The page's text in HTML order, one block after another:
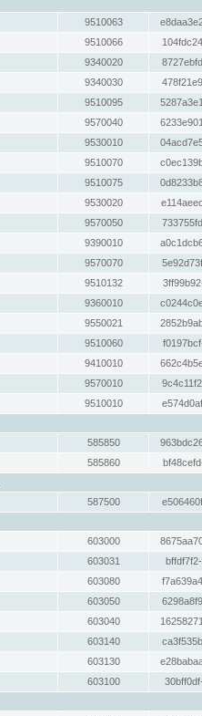
9510063
9510066
9340020
9340030
9510095
9570040
9530010
9510070
9510075
9530020
9570050
9390010
9570070
9510132
9360010
9550021
9510060
9410010
9570010
9510010
585850
585860
587500
603000
603031
603080
603050
603040
603140
603130
603100